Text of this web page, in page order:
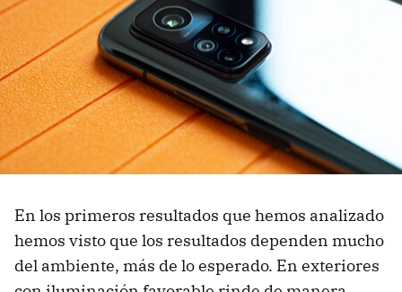
En los primeros resultados que hemos analizado
hemos visto que los resultados dependen mucho
del ambiente, más de lo esperado. En exteriores